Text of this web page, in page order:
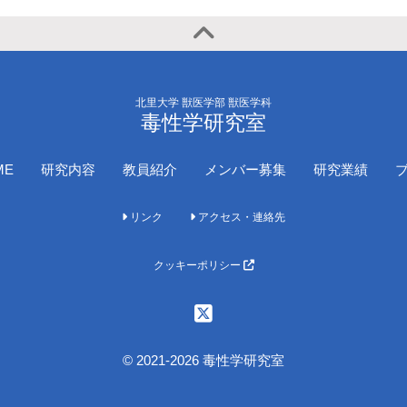
北里大学 獣医学部 獣医学科
毒性学研究室
研究内容 教員紹介 メンバー募集 研究業績
リンク アクセス・連絡先
クッキーポリシー
© 2021-2026 毒性学研究室